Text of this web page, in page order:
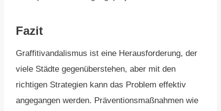
Fazit
Graffitivandalismus ist eine Herausforderung, der
viele Städte gegenüberstehen, aber mit den
richtigen Strategien kann das Problem effektiv
angegangen werden. Präventionsmaßnahmen wie